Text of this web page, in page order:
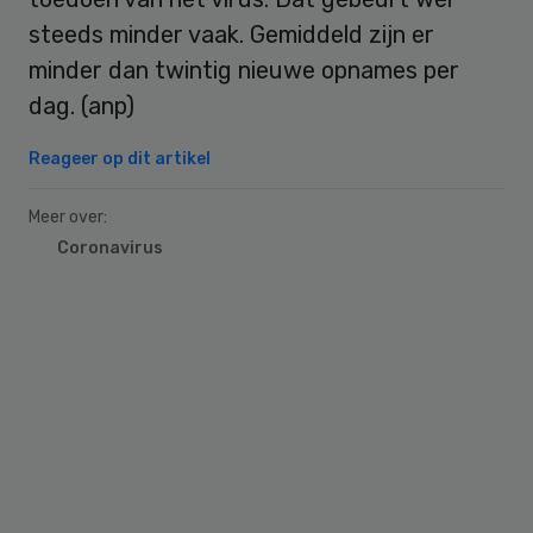
steeds minder vaak. Gemiddeld zijn er
minder dan twintig nieuwe opnames per
dag. (anp)
Reageer op dit artikel
Meer over:
Coronavirus